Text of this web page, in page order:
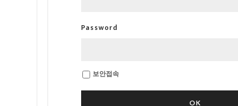
Password
보안접속
OK